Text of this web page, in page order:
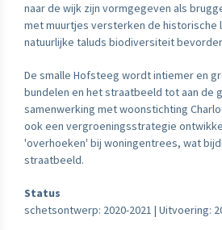
naar de wijk zijn vormgegeven als
met muurtjes versterken de historische
natuurlijke taluds biodiversiteit
De smalle Hofsteeg wordt intiemer en
bundelen en het straatbeeld tot aan de
samenwerking met woonstichting
ook een vergroeningsstrategie
'overhoeken' bij woningentrees, wat
straatbeeld.
Status
schetsontwerp: 2020-2021 | Uitvoering: